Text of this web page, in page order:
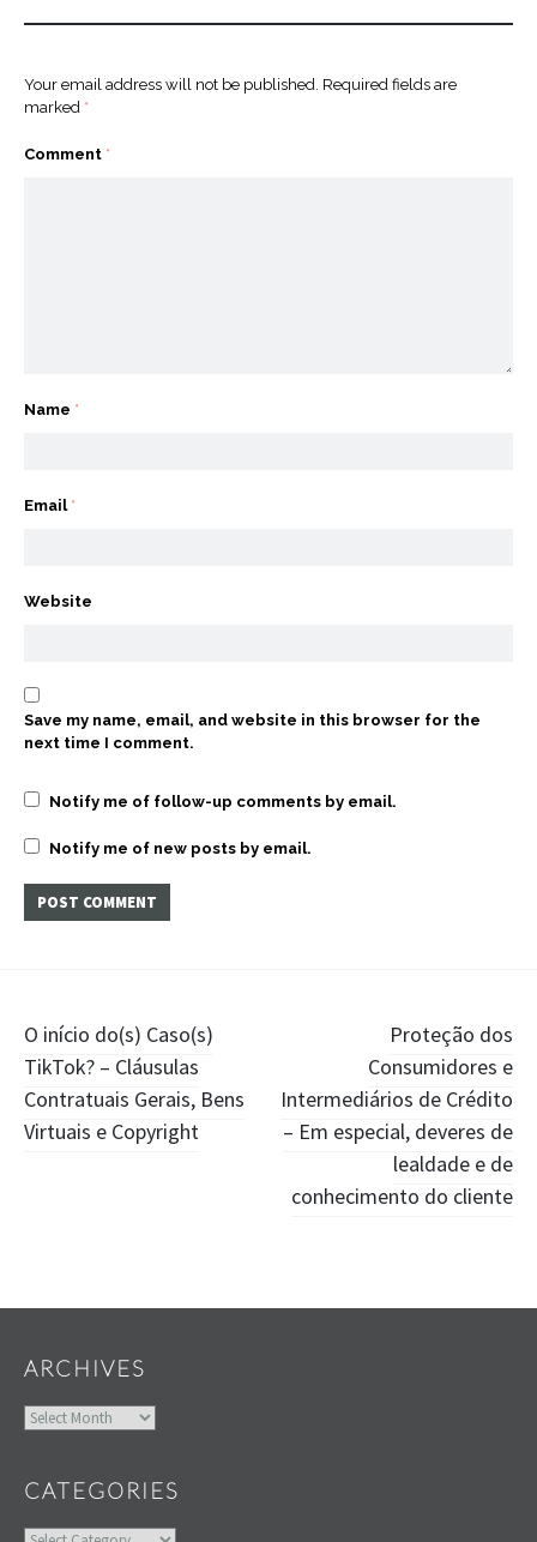
Your email address will not be published. Required fields are
marked *
Comment *
Name *
Email *
Website
Save my name, email, and website in this browser for the
next time I comment.
Notify me of follow-up comments by email.
Notify me of new posts by email.
Post
navigation
O início do(s) Caso(s)
TikTok? – Cláusulas
Contratuais Gerais, Bens
Virtuais e Copyright
Proteção dos
Consumidores e
Intermediários de Crédito
– Em especial, deveres de
lealdade e de
conhecimento do cliente
ARCHIVES
Archives
CATEGORIES
Categories